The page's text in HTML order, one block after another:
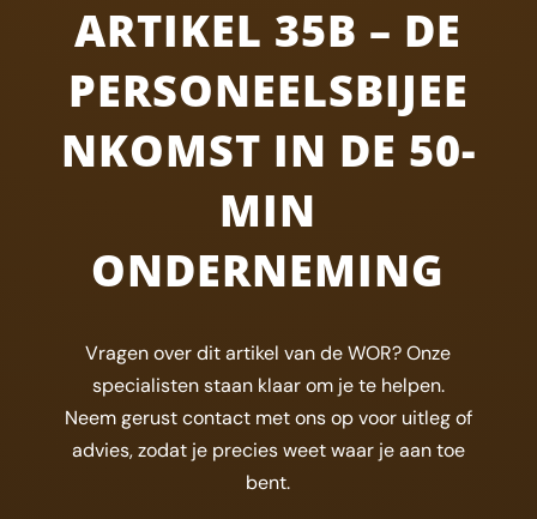
ARTIKEL 35B – DE
PERSONEELSBIJEE
NKOMST IN DE 50-
MIN
ONDERNEMING
Vragen over dit artikel van de WOR? Onze
specialisten staan klaar om je te helpen.
Neem gerust contact met ons op voor uitleg of
advies, zodat je precies weet waar je aan toe
bent.